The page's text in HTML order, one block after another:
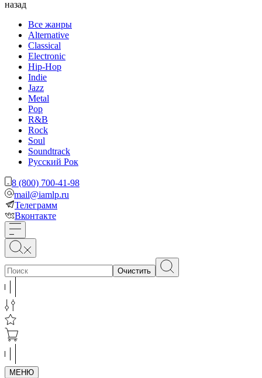
назад
Все жанры
Alternative
Classical
Electronic
Hip-Hop
Indie
Jazz
Metal
Pop
R&B
Rock
Soul
Soundtrack
Русский Рок
8 (800) 700-41-98
mail@iamlp.ru
Телеграмм
Вконтакте
Очистить
МЕНЮ